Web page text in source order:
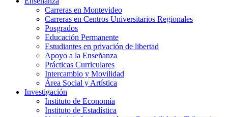
Carreras en Montevideo
Carreras en Centros Universitarios Regionales
Posgrados
Educación Permanente
Estudiantes en privación de libertad
Apoyo a la Enseñanza
Prácticas Curriculares
Intercambio y Movilidad
Área Social y Artística
Investigación
Instituto de Economía
Instituto de Estadística